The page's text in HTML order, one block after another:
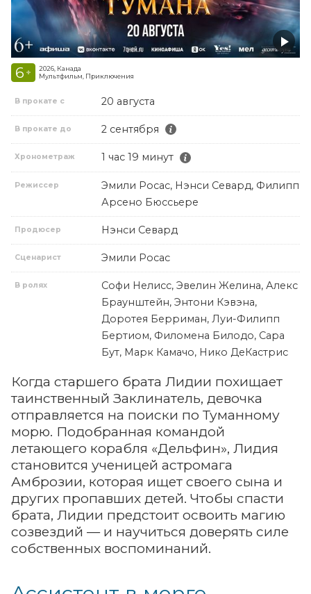
6 +
2026, Канада
Мультфильм, Приключения
В прокате с 20 августа
В прокате до 2 сентября
Хронометраж 1 час 19 минут
Режиссер
Эмили Росас, Нэнси Севард, Филипп
Арсено Бюссьере
Продюсер Нэнси Севард
Сценарист Эмили Росас
В ролях
Софи Нелисс, Эвелин Желина, Алекс
Браунштейн, Энтони Кэвэна,
Доротея Берриман, Луи-Филипп
Бертиом, Филомена Билодо, Сара
Бут, Марк Камачо, Нико ДеКастрис
Когда старшего брата Лидии похищает
таинственный Заклинатель, девочка
отправляется на поиски по Туманному
морю. Подобранная командой
летающего корабля «Дельфин», Лидия
становится ученицей астромага
Амброзии, которая ищет своего сына и
других пропавших детей. Чтобы спасти
брата, Лидии предстоит освоить магию
созвездий — и научиться доверять силе
собственных воспоминаний.